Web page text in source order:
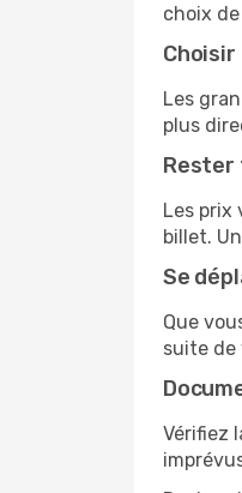
choix
Les
plus
Rester
Les prix
billet.
Se
Que
suite de
Vérifiez